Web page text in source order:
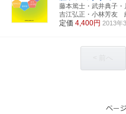
藤本篤士・武井典子・
吉江弘正・小林芳友
定価 4,400円 2013年